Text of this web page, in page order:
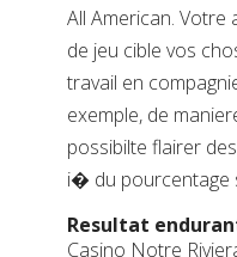
All American. Votre
de jeu cible vos
travail en
exemple, de
possibilte flairer
i� du pourcentage
Resultat
Casino Notre